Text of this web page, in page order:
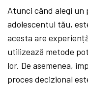
Atunci când alegi
adolescentul tău,
acesta are
utilizează metode
lor. De asemenea,
proces decizional